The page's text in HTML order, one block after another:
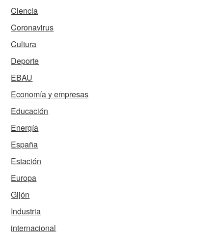
Ciencia
Coronavirus
Cultura
Deporte
EBAU
Economía y empresas
Educación
Energía
España
Estación
Europa
Gijón
Industria
internacional